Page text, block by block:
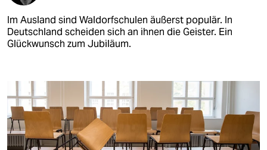
Im Ausland sind Waldorfschulen äußerst populär. In
Deutschland scheiden sich an ihnen die Geister. Ein
Glückwunsch zum Jubiläum.